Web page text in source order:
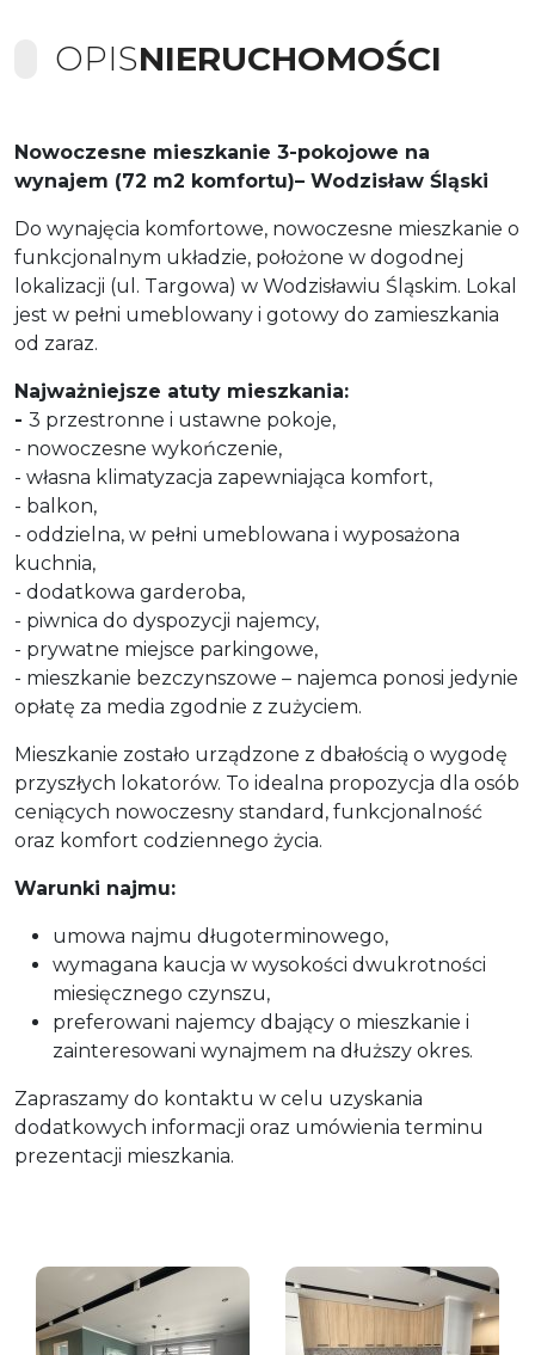
OPISNIERUCHOMOŚCI
Nowoczesne mieszkanie 3-pokojowe na
wynajem (72 m2 komfortu)– Wodzisław Śląski
Do wynajęcia komfortowe, nowoczesne mieszkanie o
funkcjonalnym układzie, położone w dogodnej
lokalizacji (ul. Targowa) w Wodzisławiu Śląskim. Lokal
jest w pełni umeblowany i gotowy do zamieszkania
od zaraz.
Najważniejsze atuty mieszkania:
- 3 przestronne i ustawne pokoje,
- nowoczesne wykończenie,
- własna klimatyzacja zapewniająca komfort,
- balkon,
- oddzielna, w pełni umeblowana i wyposażona
kuchnia,
- dodatkowa garderoba,
- piwnica do dyspozycji najemcy,
- prywatne miejsce parkingowe,
- mieszkanie bezczynszowe – najemca ponosi jedynie
opłatę za media zgodnie z zużyciem.
Mieszkanie zostało urządzone z dbałością o wygodę
przyszłych lokatorów. To idealna propozycja dla osób
ceniących nowoczesny standard, funkcjonalność
oraz komfort codziennego życia.
Warunki najmu:
umowa najmu długoterminowego,
wymagana kaucja w wysokości dwukrotności
miesięcznego czynszu,
preferowani najemcy dbający o mieszkanie i
zainteresowani wynajmem na dłuższy okres.
Zapraszamy do kontaktu w celu uzyskania
dodatkowych informacji oraz umówienia terminu
prezentacji mieszkania.